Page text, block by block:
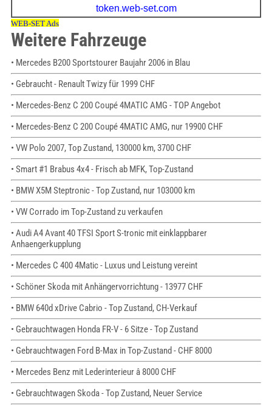
Weitere Fahrzeuge
• Mercedes B200 Sportstourer Baujahr 2006 in Blau
• Gebraucht - Renault Twizy für 1999 CHF
• Mercedes-Benz C 200 Coupé 4MATIC AMG - TOP Angebot
• Mercedes-Benz C 200 Coupé 4MATIC AMG, nur 19900 CHF
• VW Polo 2007, Top Zustand, 130000 km, 3700 CHF
• Smart #1 Brabus 4x4 - Frisch ab MFK, Top-Zustand
• BMW X5M Steptronic - Top Zustand, nur 103000 km
• VW Corrado im Top-Zustand zu verkaufen
• Audi A4 Avant 40 TFSI Sport S-tronic mit einklappbarer
Anhaengerkupplung
• Mercedes C 400 4Matic - Luxus und Leistung vereint
• Schöner Skoda mit Anhängervorrichtung - 13977 CHF
• BMW 640d xDrive Cabrio - Top Zustand, CH-Verkauf
• Gebrauchtwagen Honda FR-V - 6 Sitze - Top Zustand
• Gebrauchtwagen Ford B-Max in Top-Zustand - CHF 8000
• Mercedes Benz mit Lederinterieur â 8000 CHF
• Gebrauchtwagen Skoda - Top Zustand, Neuer Service